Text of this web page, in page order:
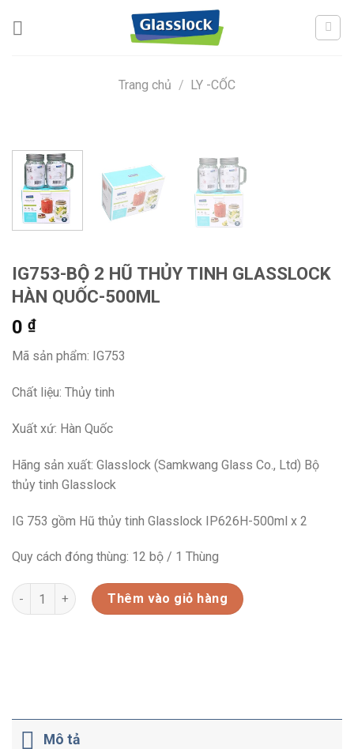
Trang chủ / LY -CỐC
IG753-BỘ 2 HŨ THỦY TINH GLASSLOCK
HÀN QUỐC-500ML
0 ₫
Mã sản phẩm: IG753
Chất liệu: Thủy tinh
Xuất xứ: Hàn Quốc
Hãng sản xuất: Glasslock (Samkwang Glass Co., Ltd) Bộ
thủy tinh Glasslock
IG 753 gồm Hũ thủy tinh Glasslock IP626H-500ml x 2
Quy cách đóng thùng: 12 bộ / 1 Thùng
IG753-BỘ 2 HŨ THỦY TINH GLASSLOCK HÀN QUỐC-500ML số
Thêm vào giỏ hàng
Mô tả